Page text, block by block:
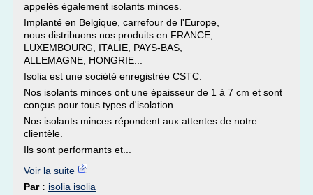
appelés également isolants minces.
Implanté en Belgique, carrefour de l'Europe,
nous distribuons nos produits en FRANCE,
LUXEMBOURG, ITALIE, PAYS-BAS,
ALLEMAGNE, HONGRIE...
Isolia est une société enregistrée CSTC.
Nos isolants minces ont une épaisseur de 1 à 7 cm et sont
conçus pour tous types d'isolation.
Nos isolants minces répondent aux attentes de notre
clientèle.
Ils sont performants et...
Voir la suite
Par : isolia isolia